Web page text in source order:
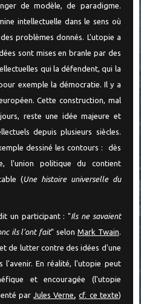
de modèle, de paradigme.
intellectuelle dans le sens où
problèmes donnés. L'utopie a
sont mises en branle par des
qui la défendent, qui la
exemple la démocratie. Il y a
Cette construction, mal
reste une idée majeure et
depuis plusieurs siècles.
dessiné les contours : dès
l'union politique du contient
(Une histoire universelle du
un participant : "Ils ne savaient
ils l'ont fait" selon Mark Twain.
de lutter contre des idées d'une
l'avenir. En réalité, l'utopie peut
et encouragée (l'utopie
parJules Verne, cf. ce texte)